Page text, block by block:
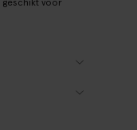
voor